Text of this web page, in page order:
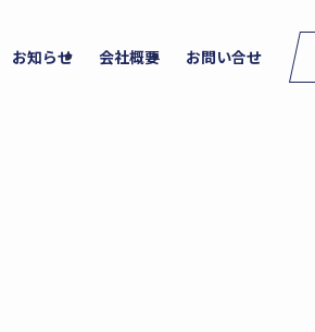
お知らせ 会社概要 お問い合せ